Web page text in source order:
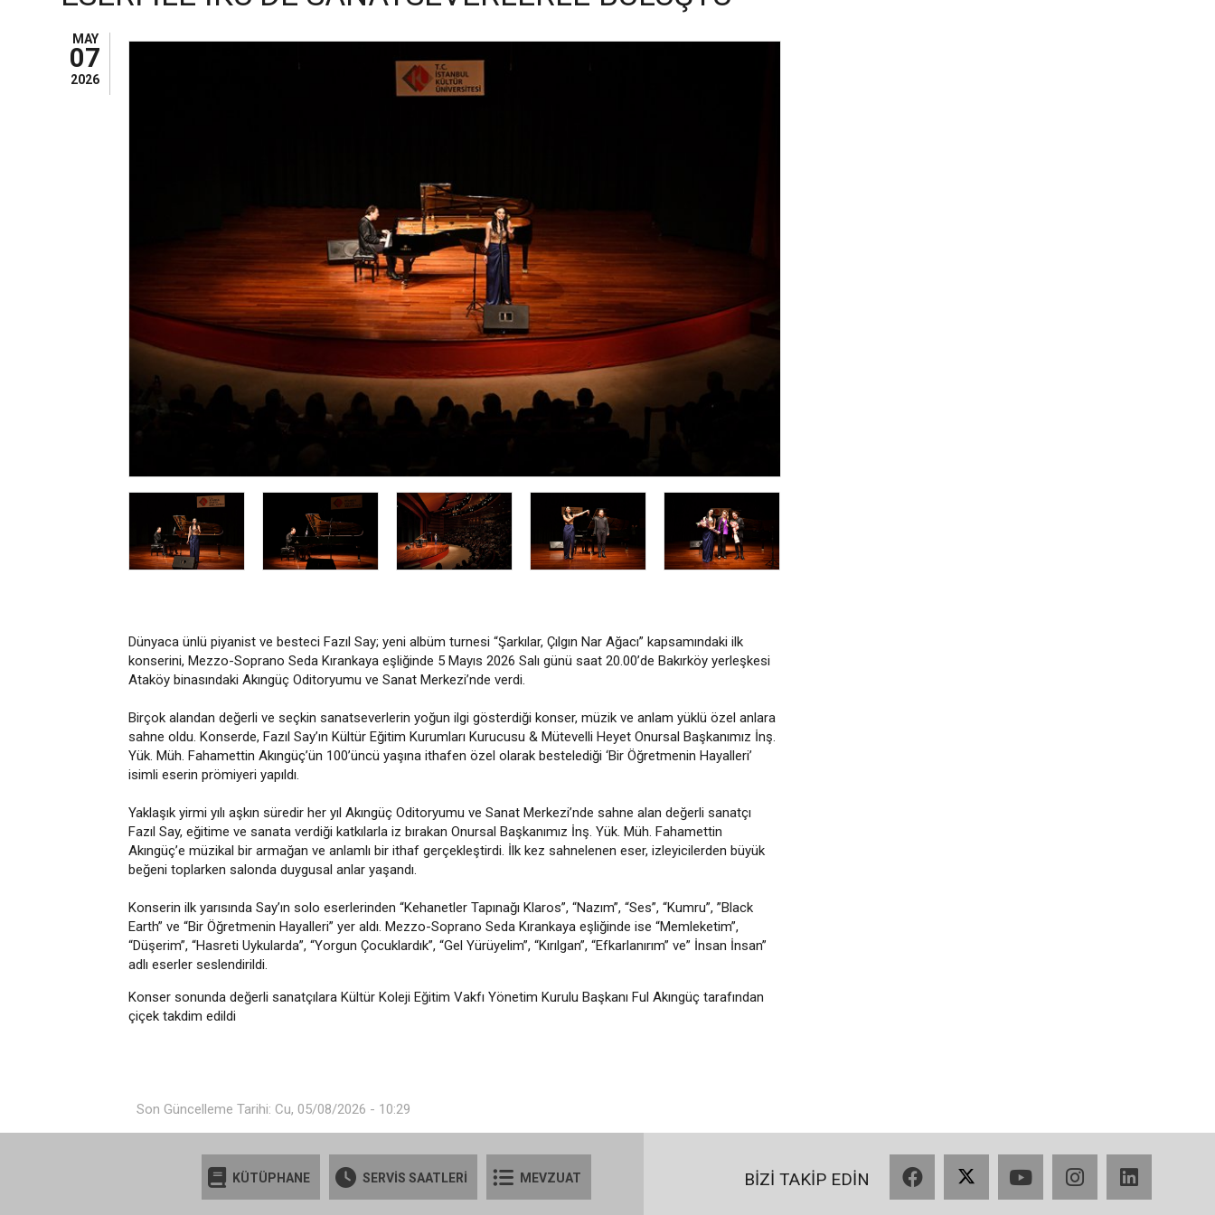
MAY
07
2026
Dünyaca ünlü piyanist ve besteci Fazıl Say; yeni albüm turnesi “Şarkılar, Çılgın Nar Ağacı” kapsamındaki ilk
konserini, Mezzo-Soprano Seda Kırankaya eşliğinde 5 Mayıs 2026 Salı günü saat 20.00’de Bakırköy yerleşkesi
Ataköy binasındaki Akıngüç Oditoryumu ve Sanat Merkezi’nde verdi.
Birçok alandan değerli ve seçkin sanatseverlerin yoğun ilgi gösterdiği konser, müzik ve anlam yüklü özel anlara
sahne oldu. Konserde, Fazıl Say’ın Kültür Eğitim Kurumları Kurucusu & Mütevelli Heyet Onursal Başkanımız İnş.
Yük. Müh. Fahamettin Akıngüç’ün 100’üncü yaşına ithafen özel olarak bestelediği ‘Bir Öğretmenin Hayalleri’
isimli eserin prömiyeri yapıldı.
Yaklaşık yirmi yılı aşkın süredir her yıl Akıngüç Oditoryumu ve Sanat Merkezi’nde sahne alan değerli sanatçı
Fazıl Say, eğitime ve sanata verdiği katkılarla iz bırakan Onursal Başkanımız İnş. Yük. Müh. Fahamettin
Akıngüç’e müzikal bir armağan ve anlamlı bir ithaf gerçekleştirdi. İlk kez sahnelenen eser, izleyicilerden büyük
beğeni toplarken salonda duygusal anlar yaşandı.
Konserin ilk yarısında Say’ın solo eserlerinden “Kehanetler Tapınağı Klaros”, “Nazım”, “Ses”, “Kumru”, ⁠”Black
Earth” ve “Bir Öğretmenin Hayalleri” yer aldı. Mezzo-Soprano Seda Kırankaya eşliğinde ise “Memleketim”,
“Düşerim”, “Hasreti Uykularda”, “Yorgun Çocuklardık”, “Gel Yürüyelim”, “Kırılgan”, “Efkarlanırım” ve” İnsan İnsan”
adlı eserler seslendirildi.
Konser sonunda değerli sanatçılara Kültür Koleji Eğitim Vakfı Yönetim Kurulu Başkanı Ful Akıngüç tarafından
çiçek takdim edildi
Son Güncelleme Tarihi: Cu, 05/08/2026 - 10:29
KÜTÜPHANE SERVİS SAATLERİ MEVZUAT BİZİ TAKİP EDİN